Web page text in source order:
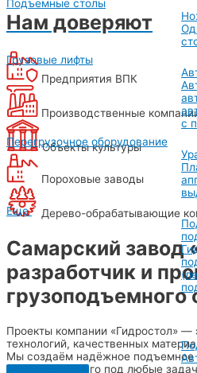
Подъемные столы
Грузовые лифты
с
Перегрузочное оборудование
Еще
Нам доверяют
Предприятия ВПК
Производственные
Объекты культуры
Пороховые заводы
Дерево-обрабатывающие
Самарский завод
разработчик и
грузоподъемного
Проекты компании «Гидростол» —
технологий, качественных
Мы создаём надёжное подъемное
адаптировать его под любые